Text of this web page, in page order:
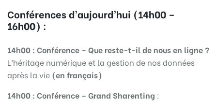
Conférences d’aujourd’hui (14h00 –
16h00) :
14h00 : Conférence – Que reste-t-il de nous en ligne ?
L’héritage numérique et la gestion de nos données
après la vie (en français)
14h00 : Conférence – Grand Sharenting :